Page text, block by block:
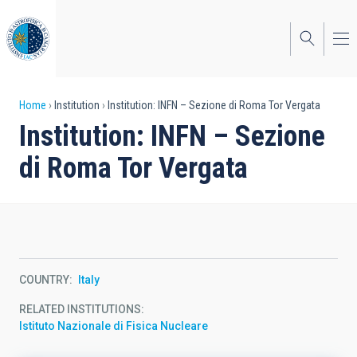
to
main
content
Breadcrumb
Home Institution Institution: INFN – Sezione di Roma Tor Vergata
Institution: INFN – Sezione
di Roma Tor Vergata
COUNTRY Italy
RELATED INSTITUTIONS
Istituto Nazionale di Fisica Nucleare